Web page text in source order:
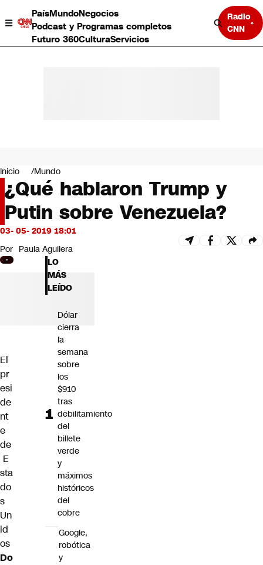
PaísMundoNegocios
Podcast y Programas completos
Futuro 360CulturaServicios
Radio
CNN
Negocios
Deportes
Programas completos
Cultura
Servicios
Bits
CNN Data
CNN tiempo
Futuro 360
Inicio Mundo
¿Qué hablaron Trump y
Putin sobre Venezuela?
03- 05- 2019 18:01
Por Paula Aguilera
El
pr
esi
de
nt
e
de
E
sta
do
s
Un
id
os
Do
LO
MÁS
LEÍDO
Dólar
cierra
la
semana
sobre
los
$910
tras
debilitamiento
del
billete
verde
y
máximos
históricos
del
cobre
Google,
robótica
y